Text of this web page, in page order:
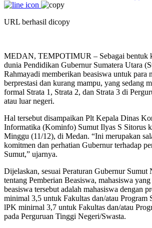
URL berhasil dicopy
MEDAN, TEMPOTIMUR – Sebagai bentuk
dunia Pendidikan Gubernur Sumatera Utara
Rahmayadi memberikan beasiswa untuk para
berprestasi dan kurang mampu, yang sedang
formal Strata 1, Strata 2, dan Strata 3 di
atau luar negeri.
Hal tersebut disampaikan Plt Kepala Dinas
Informatika (Kominfo) Sumut Ilyas S Sitorus
Minggu (11/12), di Medan. “Ini merupakan
komitmen dan perhatian Gubernur terhadap
Sumut,” ujarnya.
Dijelaskan, sesuai Peraturan Gubernur Sumut
tentang Pemberian Beasiswa, mahasiswa
beasiswa tersebut adalah mahasiswa dengan
minimal 3,5 untuk Fakultas dan/atau Program
lPK minirnal 3,7 untuk Fakultas dan/atau
pada Perguruan Tinggi Negeri/Swasta.